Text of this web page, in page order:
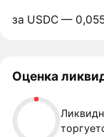
за USDC —
Оценка